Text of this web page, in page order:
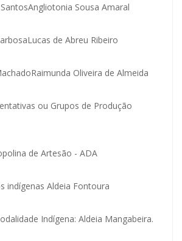
Angliotonia Sousa Amaral
Lucas de Abreu Ribeiro
Raimunda Oliveira de Almeida
ou Grupos de Produção
de Artesão - ADA
indígenas Aldeia Fontoura
Indígena: Aldeia Mangabeira.